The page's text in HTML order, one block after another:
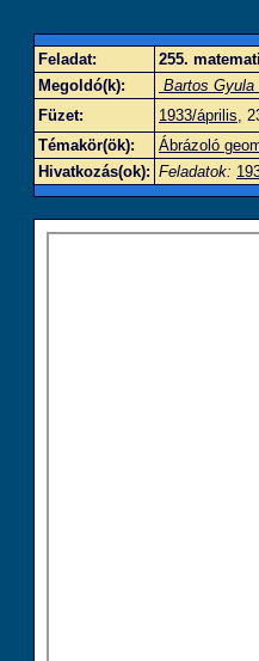
Feladat:
255.
Megoldó(k):
Bartos Gyula
Füzet:
1933/április,
Témakör(ök):
Ábrázoló
Hivatkozás(ok): Feladatok: